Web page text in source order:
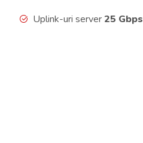
Uplink-uri server 25 Gbps